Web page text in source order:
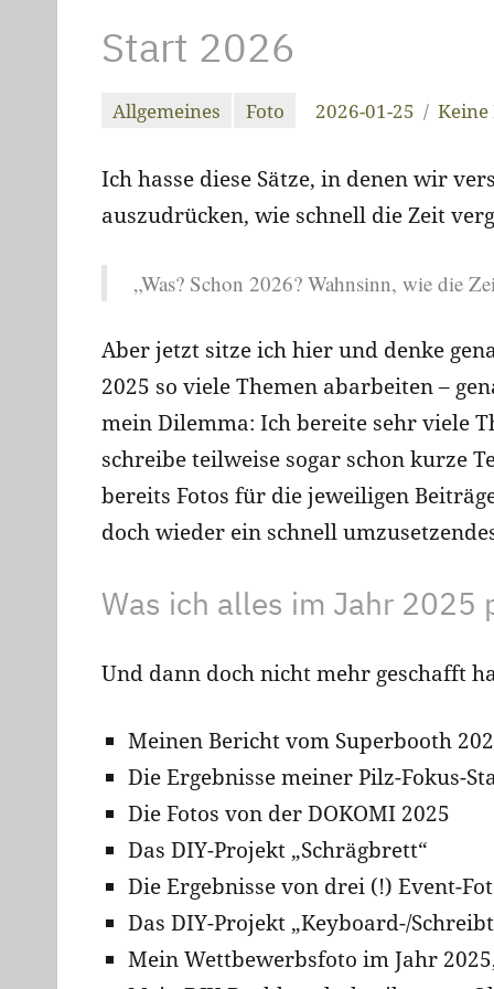
Start 2026
Allgemeines Foto 2026-01-25
christiandrab
Ich hasse diese Sätze, in denen wir
auszudrücken, wie schnell die Zeit
„Was? Schon 2026? Wahnsinn, wie die
Aber jetzt sitze ich hier und denke
2025 so viele Themen abarbeiten –
mein Dilemma: Ich bereite sehr viele
schreibe teilweise sogar schon kurze
bereits Fotos für die jeweiligen
doch wieder ein schnell
Was ich alles im Jahr
Und dann doch nicht mehr geschafft
Meinen Bericht vom Superbooth
Die Ergebnisse meiner Pilz-Fokus-
Die Fotos von der DOKOMI 2025
Das DIY-Projekt „Schrägbrett“
Die Ergebnisse von drei (!) Event-
Das DIY-Projekt „Keyboard-/
Mein Wettbewerbsfoto im Jahr